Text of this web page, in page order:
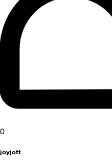
0
joyjott